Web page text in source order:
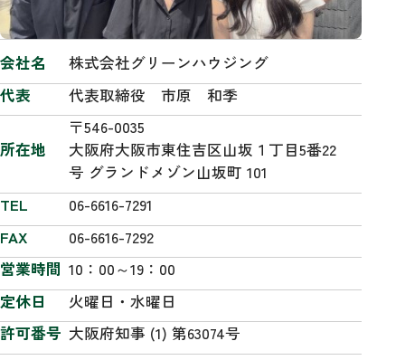
会社名
株式会社グリーンハウジング
代表
代表取締役 市原 和季
所在地
〒546-0035
大阪府大阪市東住吉区山坂１丁目5番22
号 グランドメゾン山坂町 101
TEL
06-6616-7291
FAX
06-6616-7292
営業時間 10：00～19：00
定休日
火曜日・水曜日
許可番号 大阪府知事 (1) 第63074号